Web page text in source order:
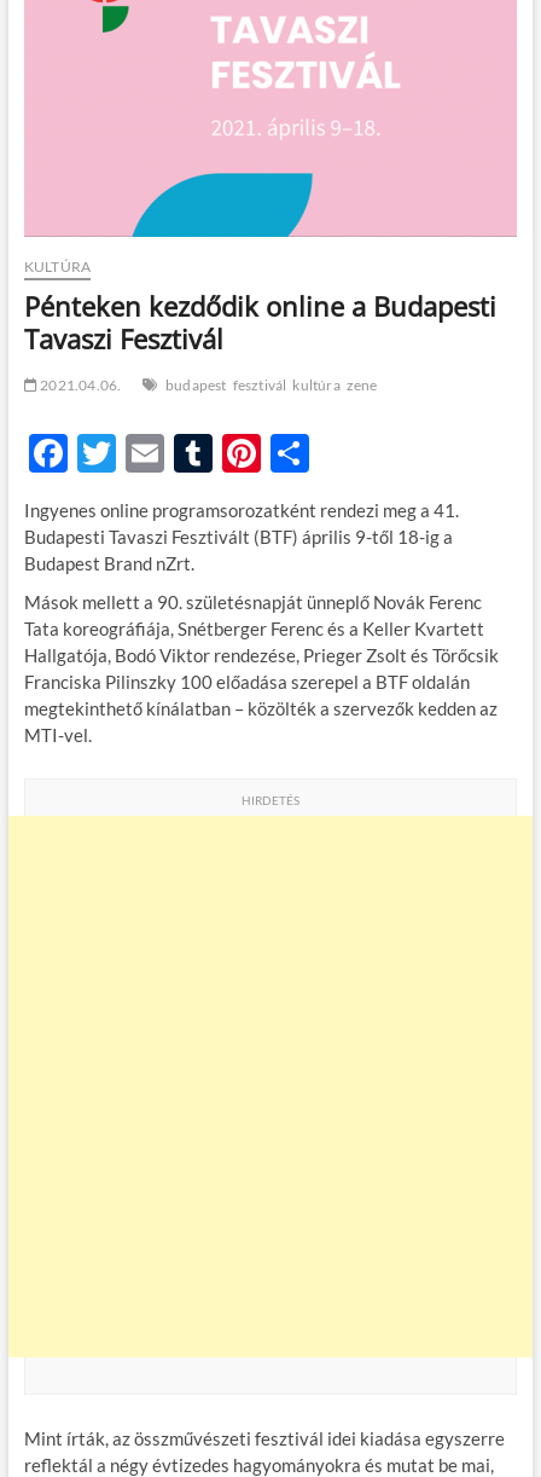
KULTÚRA
Pénteken kezdődik online a Budapesti
Tavaszi Fesztivál
2021.04.06. budapest fesztivál kultúra zene
F
e
b
o
o
k
T
w
itt
er
E
ail
T
m
r
Pi
nt
er
t
O
ss
za
e
g
Ingyenes online programsorozatként rendezi meg a 41.
Budapesti Tavaszi Fesztivált (BTF) április 9-től 18-ig a
Budapest Brand nZrt.
Mások mellett a 90. születésnapját ünneplő Novák Ferenc
Tata koreográfiája, Snétberger Ferenc és a Keller Kvartett
Hallgatója, Bodó Viktor rendezése, Prieger Zsolt és Törőcsik
Franciska Pilinszky 100 előadása szerepel a BTF oldalán
megtekinthető kínálatban – közölték a szervezők kedden az
MTI-vel.
HIRDETÉS
Mint írták, az összművészeti fesztivál idei kiadása egyszerre
reflektál a négy évtizedes hagyományokra és mutat be mai,